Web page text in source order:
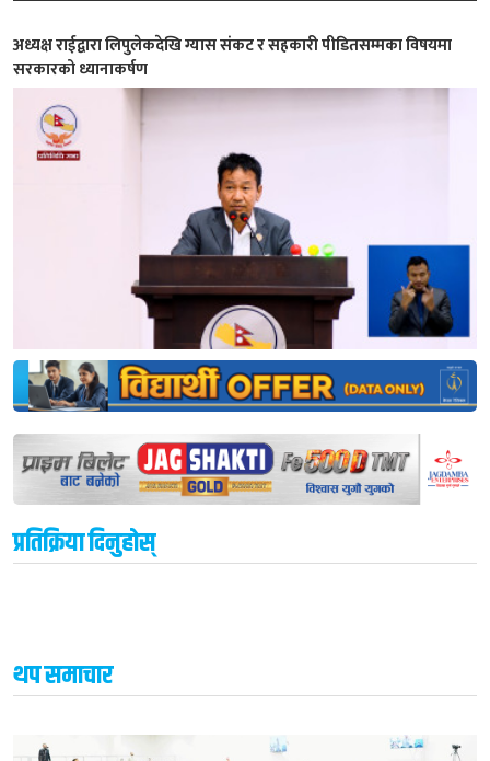
अध्यक्ष राईद्वारा लिपुलेकदेखि ग्यास संकट र सहकारी पीडितसम्मका विषयमा
सरकारको ध्यानाकर्षण
प्रतिक्रिया दिनुहोस्
थप समाचार